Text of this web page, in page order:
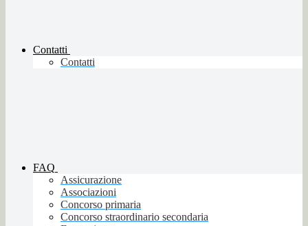
Contatti
Contatti
FAQ
Assicurazione
Associazioni
Concorso primaria
Concorso straordinario secondaria